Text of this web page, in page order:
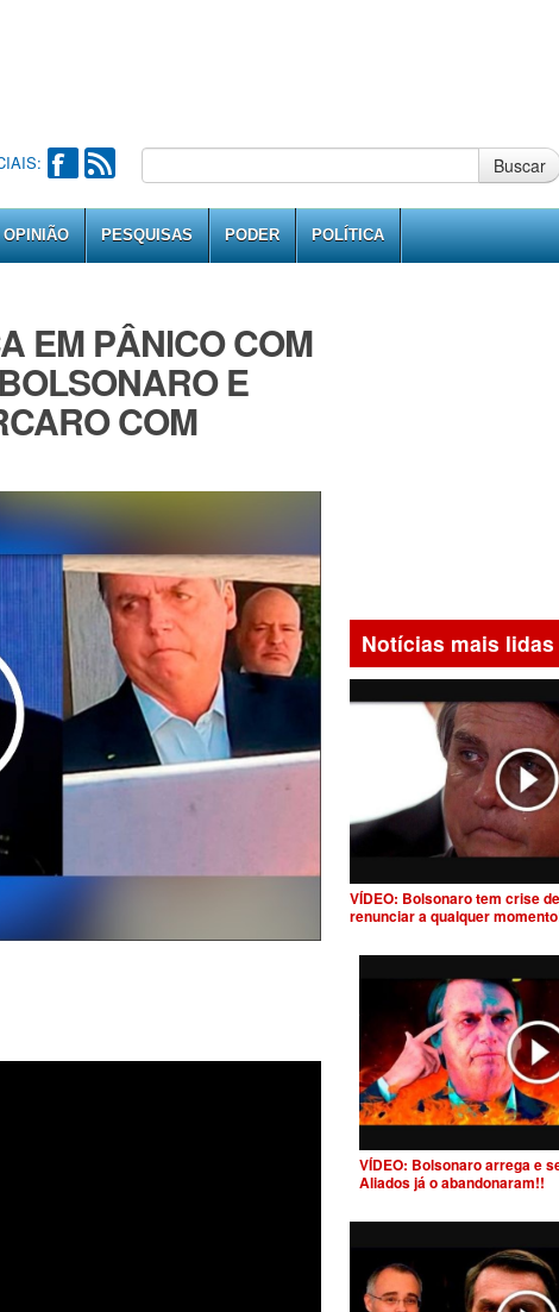
Buscar
OPINIÃO PESQUISAS PODER POLÍTICA
EM PÂNlCO COM
E
COM
Notícias mais lidas
VÍDEO: Bolsonaro tem crise
renunciar a qualquer
VÍDEO: Bolsonaro arrega e
Aliados já o abandonaram!!